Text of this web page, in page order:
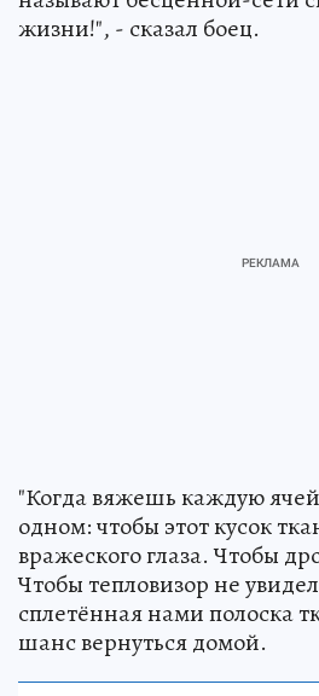
жизни!", - сказал боец.
"Когда вяжешь каждую
одном: чтобы этот кусок
вражеского глаза. Чтобы
Чтобы тепловизор не
сплетённая нами полоска
шанс вернуться домой.